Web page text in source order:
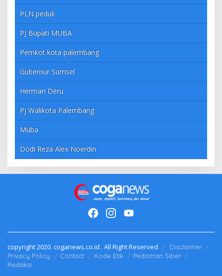
PLN peduli
PJ Bupati MUBA
Pemkot kota palembang
Gubernur Sumsel
Herman Deru
Pj Walikota Palembang
Muba
Dodi Reza Alex Noerdin
copyright 2020. coganews.co.id . All Right Reserved
Disclaimer
Privacy Policy
Contact Kode Etik
Pedoman Siber
Redaksi